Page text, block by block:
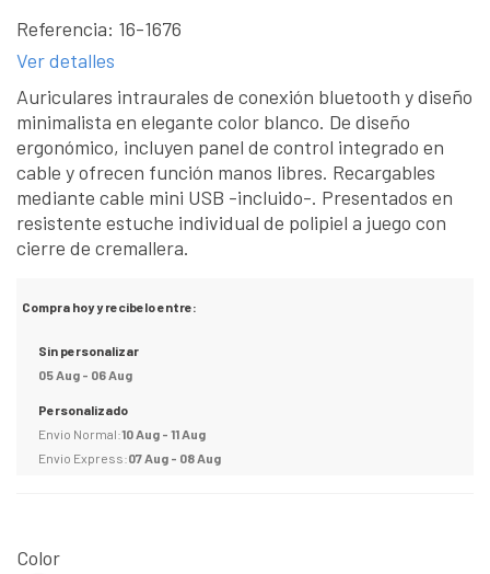
Referencia: 16-1676
Ver detalles
Auriculares intraurales de conexión bluetooth y diseño
minimalista en elegante color blanco. De diseño
ergonómico, incluyen panel de control integrado en
cable y ofrecen función manos libres. Recargables
mediante cable mini USB -incluido-. Presentados en
resistente estuche individual de polipiel a juego con
cierre de cremallera.
Compra hoy y recibelo entre:
Sin personalizar
05 Aug - 06 Aug
Personalizado
Envio Normal:10 Aug - 11 Aug
Envio Express:07 Aug - 08 Aug
Color